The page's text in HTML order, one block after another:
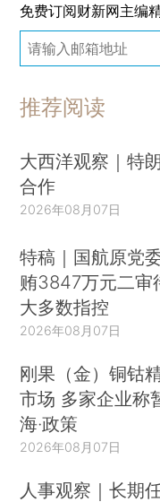
免费订阅财新网主编
推荐阅读
大西洋观察｜特
合作
2026年08月07日
特稿｜国航原党
贿3847万元二审
大多数指控
2026年08月07日
刚果（金）铜钴
市场 多家企业称
海·政策
2026年08月07日
人事观察｜长期